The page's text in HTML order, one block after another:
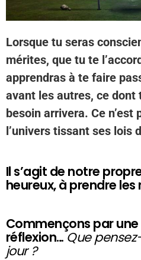
Lorsque tu seras
mérites, que tu te
apprendras à te faire
avant les autres, ce dont
besoin arrivera. Ce n’est
l’univers tissant ses lois
Il s’agit de notre
heureux, à prendre
Commençons par
réflexion…Que
jour ?